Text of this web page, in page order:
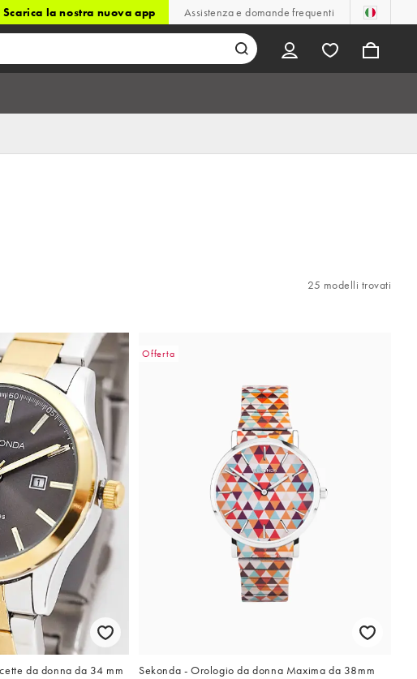
Scarica la nostra nuova app Assistenza e domande frequenti
25 modelli trovati
da donna da 34 mm
Offerta
Sekonda - Orologio da donna Maxima da 38mm